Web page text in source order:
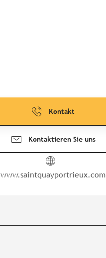
Kontakt
Kontaktieren Sie uns
www.saintquayportrieux.com